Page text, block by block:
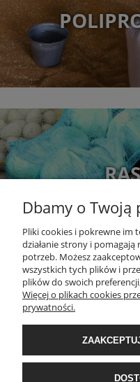
Dbamy o Twoją
Pliki cookies i pokrewne im
działanie strony i
potrzeb. Możesz
wszystkich tych plików i
plików do swoich
Więcej o plikach cookies
prywatności.